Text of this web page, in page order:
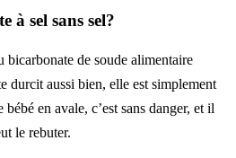
à sel sans sel?
bicarbonate de soude alimentaire
durcit aussi bien, elle est simplement
en avale, c’est sans danger, et il
le rebuter.